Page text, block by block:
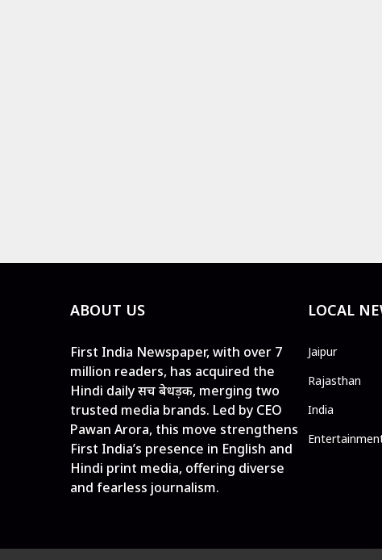
ABOUT US
First India Newspaper, with over 7
million readers, has acquired the
Hindi daily सच बेधड़क, merging two
trusted media brands. Led by CEO
Pawan Arora, this move strengthens
First India’s presence in English and
Hindi print media, offering diverse
and fearless journalism.
LOCAL
Jaipur
Rajasthan
India